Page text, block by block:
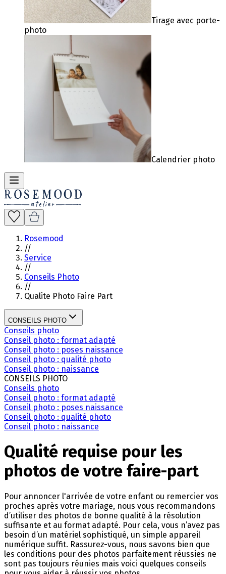
Tirage avec porte-
photo
Calendrier photo
Rosemood
//
Service
//
Conseils Photo
//
Qualite Photo Faire Part
CONSEILS PHOTO
Conseils photo
Conseil photo : format adapté
Conseil photo : poses naissance
Conseil photo : qualité photo
Conseil photo : naissance
CONSEILS PHOTO
Conseils photo
Conseil photo : format adapté
Conseil photo : poses naissance
Conseil photo : qualité photo
Conseil photo : naissance
Qualité requise pour les
photos de votre faire-part
Pour annoncer l'arrivée de votre enfant ou remercier vos
proches après votre mariage, nous vous recommandons
d’utiliser des photos de bonne qualité à la résolution
suffisante et au format adapté. Pour cela, vous n’avez pas
besoin d’un matériel sophistiqué, un simple appareil
numérique suffit. Rassurez-vous, nous savons bien que
les conditions pour des photos parfaitement réussies ne
sont pas toujours réunies mais voici quelques conseils